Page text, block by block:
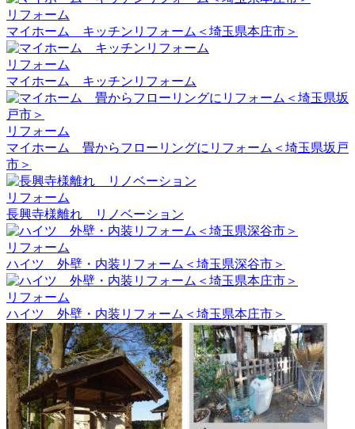
リフォーム
マイホーム キッチンリフォーム＜埼玉県本庄市＞
リフォーム
マイホーム キッチンリフォーム
リフォーム
マイホーム 畳からフローリングにリフォーム＜埼玉県坂戸
市＞
リフォーム
長興寺様離れ リノベーション
リフォーム
ハイツ 外壁・内装リフォーム＜埼玉県深谷市＞
リフォーム
ハイツ 外壁・内装リフォーム＜埼玉県本庄市＞